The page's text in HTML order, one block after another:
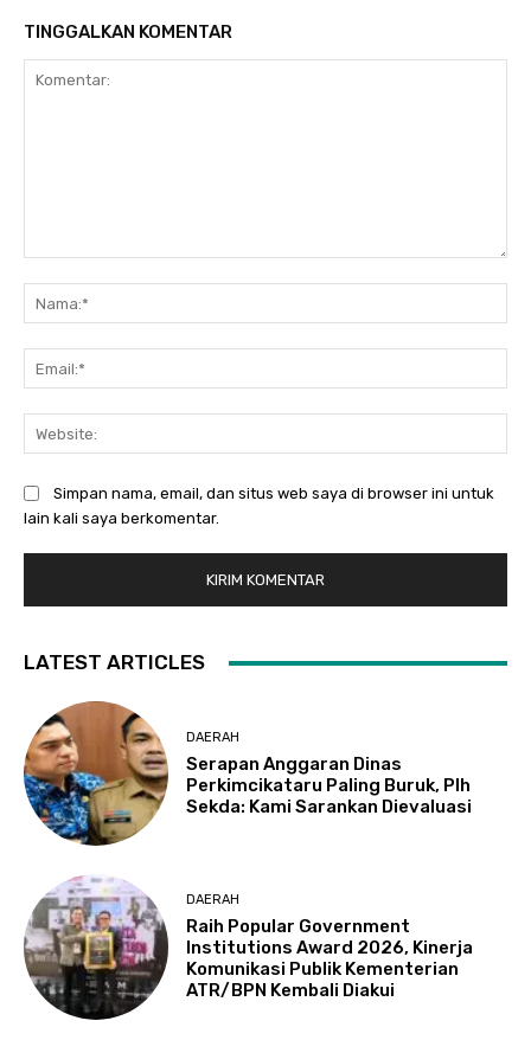
TINGGALKAN KOMENTAR
Simpan nama, email, dan situs web saya di browser ini untuk
lain kali saya berkomentar.
LATEST ARTICLES
DAERAH
Serapan Anggaran Dinas
Perkimcikataru Paling Buruk, Plh
Sekda: Kami Sarankan Dievaluasi
DAERAH
Raih Popular Government
Institutions Award 2026, Kinerja
Komunikasi Publik Kementerian
ATR/BPN Kembali Diakui